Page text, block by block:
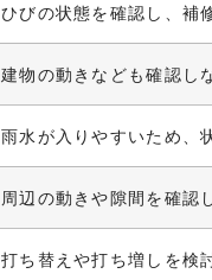
ひびの状態を確認し、補
建物の動きなども確認し
雨水が入りやすいため、
周辺の動きや隙間を確認
打ち替えや打ち増しを検